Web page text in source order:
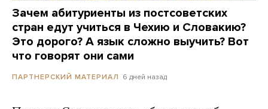
Зачем абитуриенты из постсоветских
стран едут учиться в Чехию и Словакию?
Это дорого? А язык сложно выучить? Вот
что говорят они сами
ПАРТНЕРСКИЙ МАТЕРИАЛ 6 дней назад